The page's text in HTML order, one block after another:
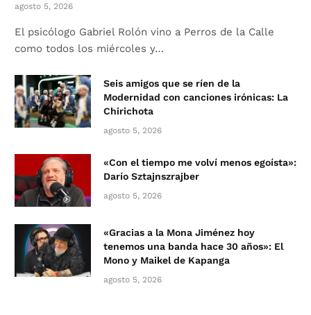
agosto 5, 2026
El psicólogo Gabriel Rolón vino a Perros de la Calle
como todos los miércoles y…
Seis amigos que se ríen de la
Modernidad con canciones irónicas: La
Chirichota
agosto 5, 2026
«Con el tiempo me volví menos egoísta»:
Darío Sztajnszrajber
agosto 5, 2026
«Gracias a la Mona Jiménez hoy
tenemos una banda hace 30 años»: El
Mono y Maikel de Kapanga
agosto 5, 2026